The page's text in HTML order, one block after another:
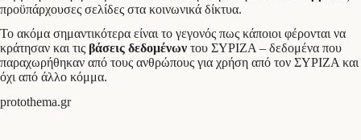
προϋπάρχουσες σελίδες στα κοινωνικά δίκτυα.
Το ακόμα σημαντικότερα είναι το γεγονός πως κάποιοι φέρονται να
κράτησαν και τις βάσεις δεδομένων του ΣΥΡΙΖΑ – δεδομένα που
παραχωρήθηκαν από τους ανθρώπους για χρήση από τον ΣΥΡΙΖΑ και
όχι από άλλο κόμμα.
protothema.gr